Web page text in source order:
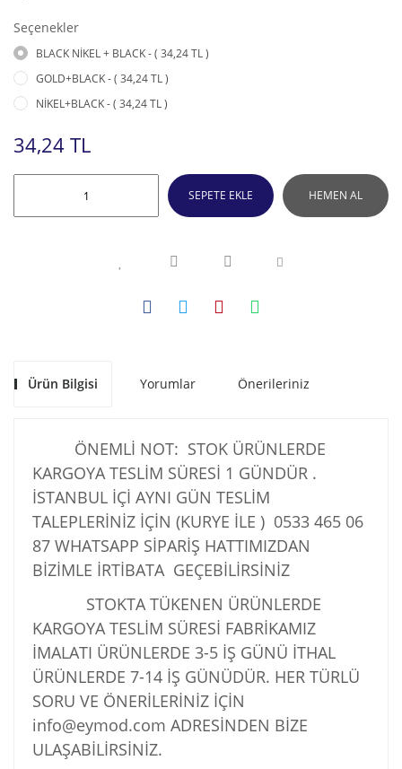
Seçenekler
BLACK NİKEL + BLACK - ( 34,24 TL )
GOLD+BLACK - ( 34,24 TL )
NİKEL+BLACK - ( 34,24 TL )
34,24 TL
SEPETE EKLE HEMEN AL
Ürün Bilgisi Yorumlar Önerileriniz
ÖNEMLİ NOT: STOK ÜRÜNLERDE
KARGOYA TESLİM SÜRESİ 1 GÜNDÜR .
İSTANBUL İÇİ AYNI GÜN TESLİM
TALEPLERİNİZ İÇİN (KURYE İLE ) 0533 465 06
87 WHATSAPP SİPARİŞ HATTIMIZDAN
BİZİMLE İRTİBATA GEÇEBİLİRSİNİZ
STOKTA TÜKENEN ÜRÜNLERDE
KARGOYA TESLİM SÜRESİ FABRİKAMIZ
İMALATI ÜRÜNLERDE 3-5 İŞ GÜNÜ İTHAL
ÜRÜNLERDE 7-14 İŞ GÜNÜDÜR. HER TÜRLÜ
SORU VE ÖNERİLERİNİZ İÇİN
info@eymod.com ADRESİNDEN BİZE
ULAŞABİLİRSİNİZ.